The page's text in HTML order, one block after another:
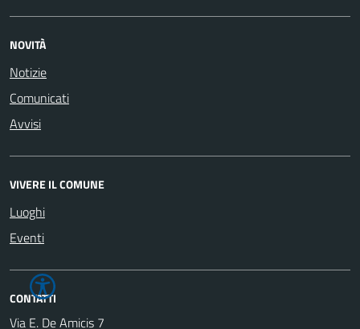
NOVITÀ
Notizie
Comunicati
Avvisi
VIVERE IL COMUNE
Luoghi
Eventi
CONTATTI
Via E. De Amicis 7